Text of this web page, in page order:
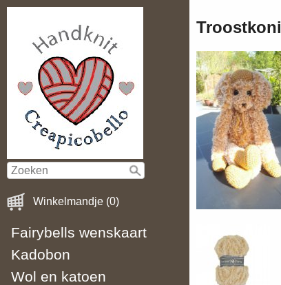
Winkelmandje (0)
Fairybells wenskaart
Kadobon
Wol en katoen